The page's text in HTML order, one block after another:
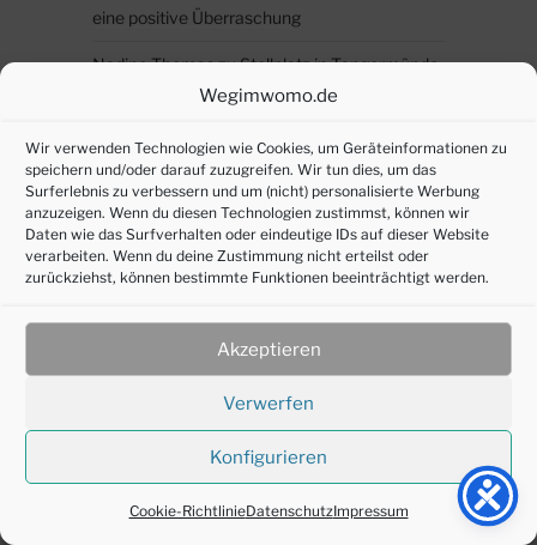
Wegimwomo.de
Wir verwenden Technologien wie Cookies, um Geräteinformationen zu
speichern und/oder darauf zuzugreifen. Wir tun dies, um das
Surferlebnis zu verbessern und um (nicht) personalisierte Werbung
anzuzeigen. Wenn du diesen Technologien zustimmst, können wir
Daten wie das Surfverhalten oder eindeutige IDs auf dieser Website
verarbeiten. Wenn du deine Zustimmung nicht erteilst oder
zurückziehst, können bestimmte Funktionen beeinträchtigt werden.
Akzeptieren
Verwerfen
Konfigurieren
Cookie-RichtlinieDatenschutzImpressum
eine positive Überraschung
Nadine ThomaszuStellplatz in Tangermünde,
eine positive Überraschung
womoreisenderzuStellplatz in Groningen ist
kostenlos
W.v.MzuStellplatz in Groningen ist kostenlos
DSGVO – persönliche Daten anfordern